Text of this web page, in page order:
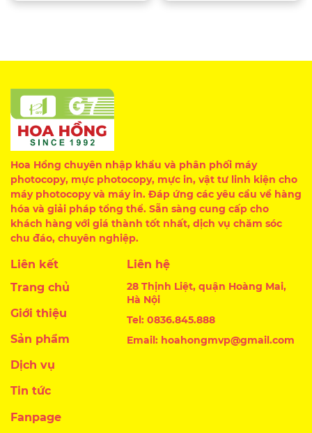
Hoa Hồng chuyên nhập khẩu và phân phối máy
photocopy, mực photocopy, mực in, vật tư linh kiện cho
máy photocopy và máy in. Đáp ứng các yêu cầu về hàng
hóa và giải pháp tổng thể. Sẵn sàng cung cấp cho
khách hàng với giá thành tốt nhất, dịch vụ chăm sóc
chu đáo, chuyên nghiệp.
Liên kết
Trang chủ
Giới thiệu
Sản phẩm
Dịch vụ
Tin tức
Liên hệ
28 Thịnh Liệt, quận Hoàng Mai,
Hà Nội
Tel: 0836.845.888
Email: hoahongmvp@gmail.com
Fanpage